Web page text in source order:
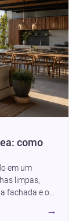
que
e
e
como
em um
limpas,
fachada e o
→